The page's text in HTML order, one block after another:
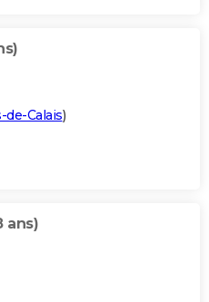
de-Calais)
ans)